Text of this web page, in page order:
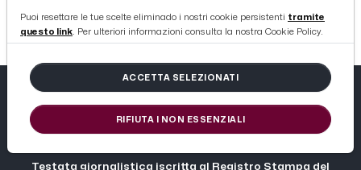
Testata giornalistica iscritta al Registro Stampa del
Puoi resettare le tue scelte eliminado i nostri cookie persistenti tramite
questo link. Per ulteriori informazioni consulta la nostra Cookie Policy.
ACCETTA SELEZIONATI
RIFIUTA I NON ESSENZIALI